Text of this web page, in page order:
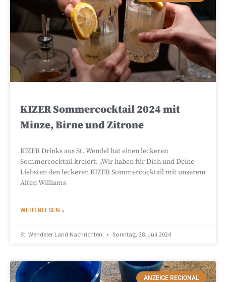
KIZER Sommercocktail 2024 mit
Minze, Birne und Zitrone
KIZER Drinks aus St. Wendel hat einen leckeren
Sommercocktail kreiert. „Wir haben für Dich und Deine
Liebsten den leckeren KIZER Sommercocktail mit unserem
Alten Williams
WEITERLESEN »
St. Wendeler Land Nachrichten Sonntag, 28. Juli 2024
ANZEIGE REGIONAL